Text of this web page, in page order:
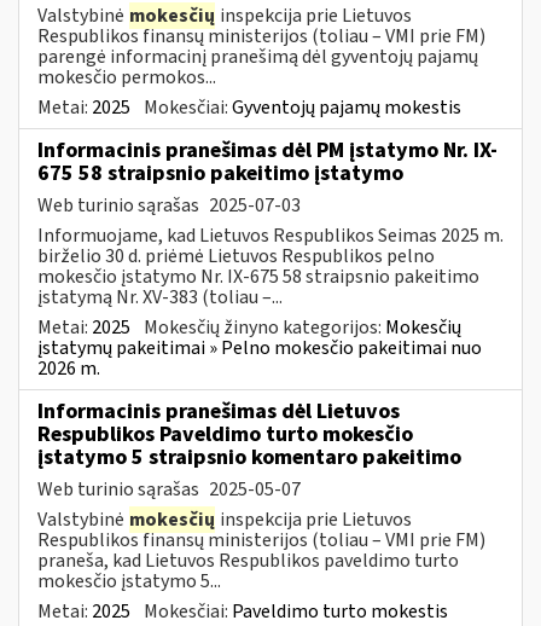
Valstybinė mokesčių inspekcija prie Lietuvos
Respublikos finansų ministerijos (toliau – VMI prie FM)
parengė informacinį pranešimą dėl gyventojų pajamų
mokesčio permokos...
Metai: 2025 Mokesčiai:Gyventojų pajamų mokestis
Informacinis pranešimas dėl PM įstatymo Nr. IX-
675 58 straipsnio pakeitimo įstatymo
Web turinio sąrašas 2025-07-03
Informuojame, kad Lietuvos Respublikos Seimas 2025 m.
birželio 30 d. priėmė Lietuvos Respublikos pelno
mokesčio įstatymo Nr. IX-675 58 straipsnio pakeitimo
įstatymą Nr. XV-383 (toliau –...
Metai: 2025 Mokesčių žinyno kategorijos: Mokesčių
įstatymų pakeitimai » Pelno mokesčio pakeitimai nuo
2026 m.
Informacinis pranešimas dėl Lietuvos
Respublikos Paveldimo turto mokesčio
įstatymo 5 straipsnio komentaro pakeitimo
Web turinio sąrašas 2025-05-07
Valstybinė mokesčių inspekcija prie Lietuvos
Respublikos finansų ministerijos (toliau – VMI prie FM)
praneša, kad Lietuvos Respublikos paveldimo turto
mokesčio įstatymo 5...
Metai: 2025 Mokesčiai: Paveldimo turto mokestis